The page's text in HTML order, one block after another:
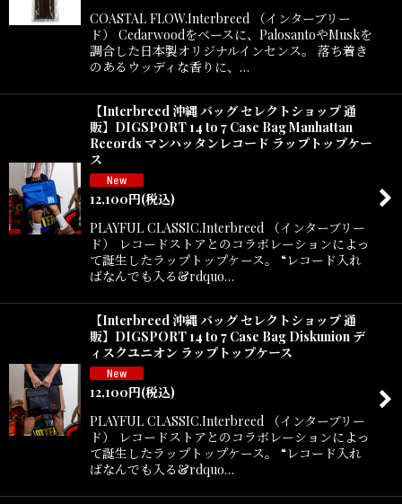
COASTAL FLOW.Interbreed （インターブリー
ド） Cedarwoodをベースに、PalosantoやMuskを
調合した日本製オリジナルインセンス。 落ち着き
のあるウッディな香りに、…
【Interbreed 沖縄 バッグ セレクトショップ 通
販】DIGSPORT 14 to 7 Case Bag Manhattan
Records マンハッタンレコード ラップトップケー
ス
12,100円(税込)
PLAYFUL CLASSIC.Interbreed （インターブリー
ド） レコードストアとのコラボレーションによっ
て誕生したラップトップケース。 “レコード入れ
ばなんでも入る&rdquo…
【Interbreed 沖縄 バッグ セレクトショップ 通
販】DIGSPORT 14 to 7 Case Bag Diskunion デ
ィスクユニオン ラップトップケース
12,100円(税込)
PLAYFUL CLASSIC.Interbreed （インターブリー
ド） レコードストアとのコラボレーションによっ
て誕生したラップトップケース。 “レコード入れ
ばなんでも入る&rdquo…